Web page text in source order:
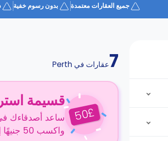
جميع العقارات معتمدة بدون رسوم خفية
7عقارات في Perth
£
50
قسيمة استرداد
ساعد أصدقاءك
واكسب 50 جنيهًا إسترلينيًا عن كل حجز ناجح!